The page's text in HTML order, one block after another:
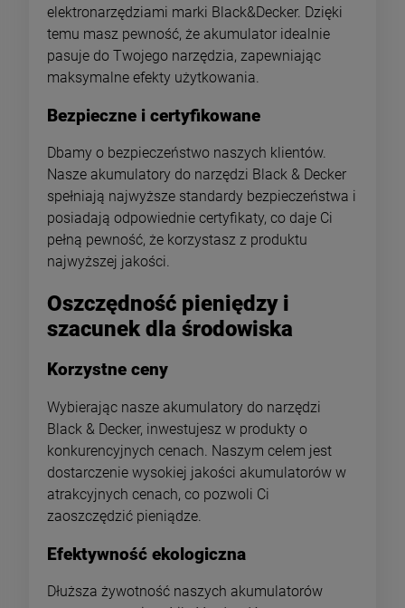
elektronarzędziami marki Black&Decker. Dzięki
temu masz pewność, że akumulator idealnie
pasuje do Twojego narzędzia, zapewniając
maksymalne efekty użytkowania.
Bezpieczne i certyfikowane
Dbamy o bezpieczeństwo naszych klientów.
Nasze akumulatory do narzędzi Black & Decker
spełniają najwyższe standardy bezpieczeństwa i
posiadają odpowiednie certyfikaty, co daje Ci
pełną pewność, że korzystasz z produktu
najwyższej jakości.
Oszczędność pieniędzy i
szacunek dla środowiska
Korzystne ceny
Wybierając nasze akumulatory do narzędzi
Black & Decker, inwestujesz w produkty o
konkurencyjnych cenach. Naszym celem jest
dostarczenie wysokiej jakości akumulatorów w
atrakcyjnych cenach, co pozwoli Ci
zaoszczędzić pieniądze.
Efektywność ekologiczna
Dłuższa żywotność naszych akumulatorów